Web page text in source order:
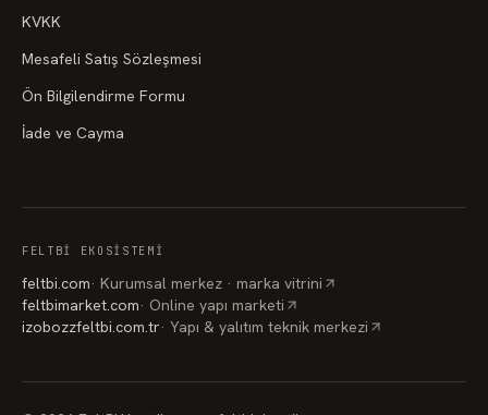
KVKK
Mesafeli Satış Sözleşmesi
Ön Bilgilendirme Formu
İade ve Cayma
FELTBI EKOSISTEMI
feltbi.com· Kurumsal merkez · marka vitrini
feltbimarket.com· Online yapı marketi
izobozzfeltbi.com.tr· Yapı & yalıtım teknik merkezi